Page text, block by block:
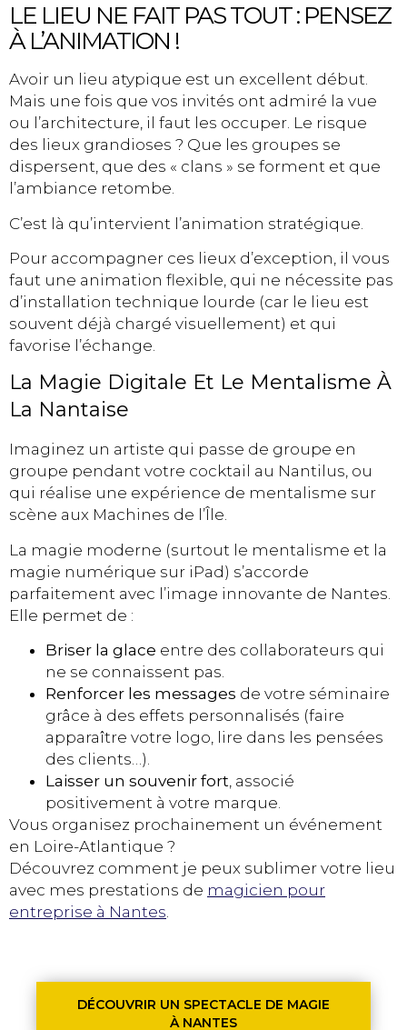
LE LIEU NE FAIT PAS TOUT : PENSEZ
À L’ANIMATION !
Avoir un lieu atypique est un excellent début.
Mais une fois que vos invités ont admiré la vue
ou l’architecture, il faut les occuper. Le risque
des lieux grandioses ? Que les groupes se
dispersent, que des « clans » se forment et que
l’ambiance retombe.
C’est là qu’intervient l’animation stratégique.
Pour accompagner ces lieux d’exception, il vous
faut une animation flexible, qui ne nécessite pas
d’installation technique lourde (car le lieu est
souvent déjà chargé visuellement) et qui
favorise l’échange.
La Magie Digitale Et Le Mentalisme À
La Nantaise
Imaginez un artiste qui passe de groupe en
groupe pendant votre cocktail au Nantilus, ou
qui réalise une expérience de mentalisme sur
scène aux Machines de l’Île.
La magie moderne (surtout le mentalisme et la
magie numérique sur iPad) s’accorde
parfaitement avec l’image innovante de Nantes.
Elle permet de :
Briser la glace entre des collaborateurs qui
ne se connaissent pas.
Renforcer les messages de votre séminaire
grâce à des effets personnalisés (faire
apparaître votre logo, lire dans les pensées
des clients…).
Laisser un souvenir fort, associé
positivement à votre marque.
Vous organisez prochainement un événement
en Loire-Atlantique ?
Découvrez comment je peux sublimer votre lieu
avec mes prestations de magicien pour
entreprise à Nantes.
DÉCOUVRIR UN SPECTACLE DE MAGIE
À NANTES